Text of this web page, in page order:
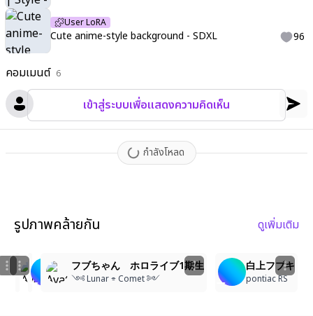
คอมเมนต์ 6
เข้าสู่ระบบเพื่อแสดงความคิดเห็น
กำลังโหลด
User LoRA
Cute anime-style background - SDXL 96
รูปภาพคล้ายกัน ดูเพิ่มเติม
フブキ
KingSalmon
白上フブキ
ソフト
フブちゃん ホロライブ1期生
༺ Lunar ⌯ Comet ༻
白上フブキ
pontiac RS